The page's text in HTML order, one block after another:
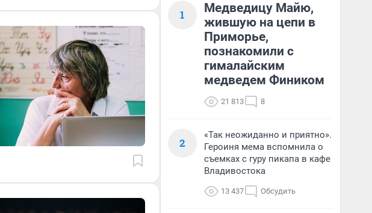
1
Медведицу Майю,
жившую на цепи в
Приморье,
познакомили с
гималайским
медведем Фиником
21 813 8
2
«Так неожиданно и приятно».
Героиня мема вспомнила о
съемках с гуру пикапа в кафе
Владивостока
13 437 Обсудить